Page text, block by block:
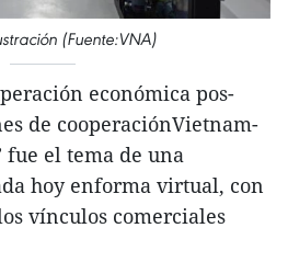
(Fuente:VNA)
económica pos-
de cooperaciónVietnam-
fue el tema de una
hoy enforma virtual, con
vínculos comerciales